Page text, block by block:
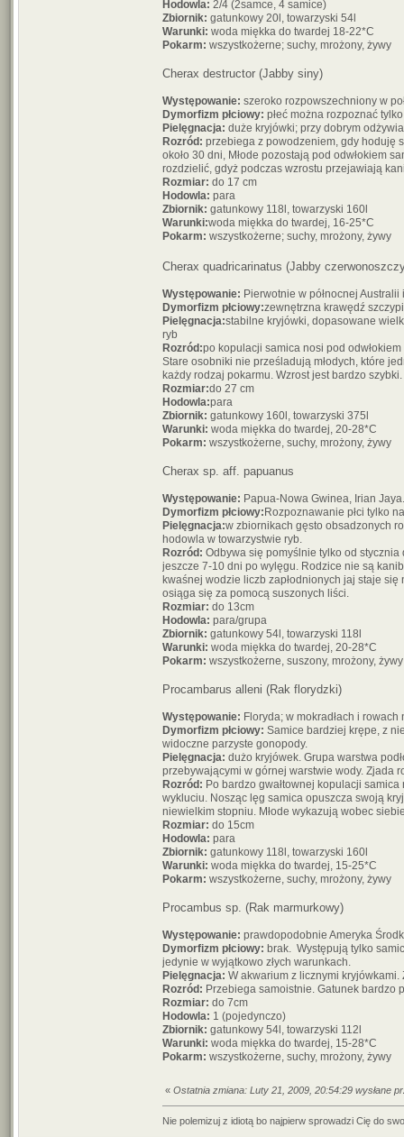
Hodowla: 2/4 (2samce, 4 samice)
Zbiornik: gatunkowy 20l, towarzyski 54l
Warunki: woda miękka do twardej 18-22*C
Pokarm: wszystkożerne; suchy, mrożony, żywy
Cherax destructor (Jabby siny)
Występowanie: szeroko rozpowszechniony w
Dymorfizm płciowy: płeć można rozpoznać
Pielęgnacja: duże kryjówki; przy dobrym
Rozród: przebiega z powodzeniem, gdy hoduję
około 30 dni, Młode pozostają pod odwłokiem
rozdzielić, gdyż podczas wzrostu przejawiają
Rozmiar: do 17 cm
Hodowla: para
Zbiornik: gatunkowy 118l, towarzyski 160l
Warunki:woda miękka do twardej, 16-25*C
Pokarm: wszystkożerne; suchy, mrożony, żywy
Cherax quadricarinatus (Jabby
Występowanie: Pierwotnie w północnej
Dymorfizm płciowy:zewnętrzna krawędź
Pielęgnacja:stabilne kryjówki, dopasowane
ryb
Rozród:po kopulacji samica nosi pod
Stare osobniki nie prześladują młodych, które
każdy rodzaj pokarmu. Wzrost jest bardzo szybki.
Rozmiar:do 27 cm
Hodowla:para
Zbiornik: gatunkowy 160l, towarzyski 375l
Warunki: woda miękka do twardej, 20-28*C
Pokarm: wszystkożerne, suchy, mrożony, żywy
Cherax sp. aff. papuanus
Występowanie: Papua-Nowa Gwinea, Irian
Dymorfizm płciowy: Rozpoznawanie płci tylko
Pielęgnacja:w zbiornikach gęsto obsadzonych
hodowla w towarzystwie ryb.
Rozród: Odbywa się pomyślnie tylko od
jeszcze 7-10 dni po wylęgu. Rodzice nie są
kwaśnej wodzie liczb zapłodnionych jaj staje
osiąga się za pomocą suszonych liści.
Rozmiar: do 13cm
Hodowla: para/grupa
Zbiornik: gatunkowy 54l, towarzyski 118l
Warunki: woda miękka do twardej, 20-28*C
Pokarm: wszystkożerne, suszony, mrożony, żywy
Procambarus alleni (Rak florydzki)
Występowanie: Floryda; w mokradłach i
Dymorfizm płciowy: Samice bardziej krępe, z
widoczne parzyste gonopody.
Pielęgnacja: dużo kryjówek. Grupa warstwa
przebywającymi w górnej warstwie wody. Zjada
Rozród: Po bardzo gwałtownej kopulacji
wykluciu. Nosząc lęg samica opuszcza swoją
niewielkim stopniu. Młode wykazują wobec
Rozmiar: do 15cm
Hodowla: para
Zbiornik: gatunkowy 118l, towarzyski 160l
Warunki: woda miękka do twardej, 15-25*C
Pokarm: wszystkożerne, suchy, mrożony, żywy
Procambus sp. (Rak marmurkowy)
Występowanie: prawdopodobnie Ameryka
Dymorfizm płciowy: brak. Występują tylko
jedynie w wyjątkowo złych warunkach.
Pielęgnacja: W akwarium z licznymi
Rozród: Przebiega samoistnie. Gatunek bardzo
Rozmiar: do 7cm
Hodowla: 1 (pojedynczo)
Zbiornik: gatunkowy 54l, towarzyski 112l
Warunki: woda miękka do twardej, 15-28*C
Pokarm: wszystkożerne, suchy, mrożony, żywy
« Ostatnia zmiana: Luty 21, 2009, 20:54:29 wysłane
Nie polemizuj z idiotą bo najpierw sprowadzi Cię do